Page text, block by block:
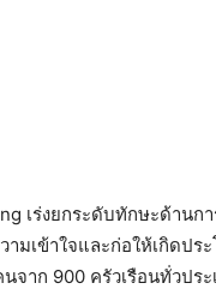
เร่งยกระดับทักษะด้าน
ามเข้าใจและก่อให้เกิดป
าก 900 ครัวเรือนทั่วประ